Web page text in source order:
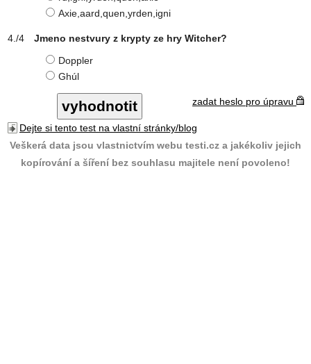
Axie,aard,quen,yrden,igni
Jmeno nestvury z krypty ze hry Witcher?
Doppler
Ghúl
zadat heslo pro úpravu
Dejte si tento test na vlastní stránky/blog
Veškerá data jsou vlastnictvím webu testi.cz a jakékoliv jejich
kopírování a šíření bez souhlasu majitele není povoleno!